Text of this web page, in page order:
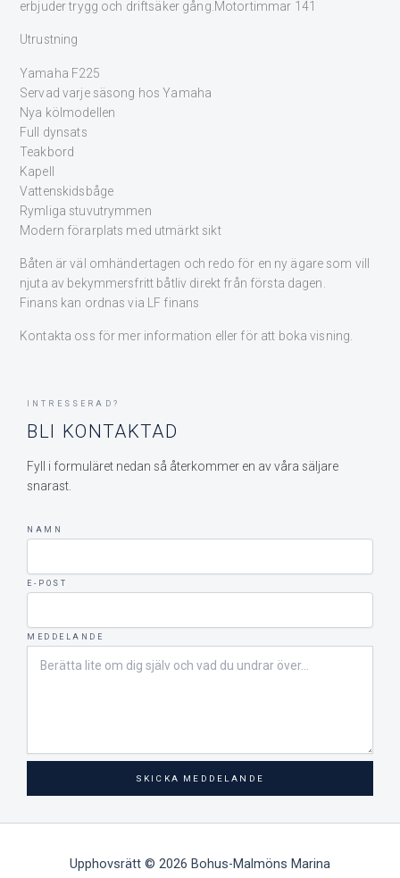
erbjuder trygg och driftsäker gång.Motortimmar 141
Utrustning
Yamaha F225
Servad varje säsong hos Yamaha
Nya kölmodellen
Full dynsats
Teakbord
Kapell
Vattenskidsbåge
Rymliga stuvutrymmen
Modern förarplats med utmärkt sikt
Båten är väl omhändertagen och redo för en ny ägare som vill
njuta av bekymmersfritt båtliv direkt från första dagen.
Finans kan ordnas via LF finans
Kontakta oss för mer information eller för att boka visning.
INTRESSERAD?
BLI KONTAKTAD
Fyll i formuläret nedan så återkommer en av våra säljare
snarast.
NAMN
E-POST
MEDDELANDE
SKICKA MEDDELANDE
Upphovsrätt © 2026 Bohus-Malmöns Marina